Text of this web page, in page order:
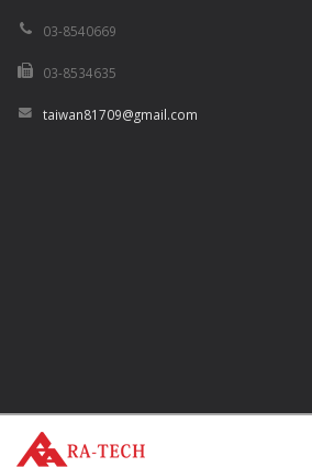
03-8540669
03-8534635
taiwan81709@gmail.com